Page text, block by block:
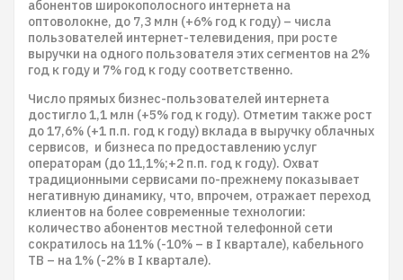
абонентов широкополосного интернета на
оптоволокне, до 7,3 млн (+6% год к году) – числа
пользователей интернет-телевидения, при росте
выручки на одного пользователя этих сегментов на 2%
год к году и 7% год к году соответственно.
Число прямых бизнес-пользователей интернета
достигло 1,1 млн (+5% год к году). Отметим также рост
до 17,6% (+1 п.п. год к году) вклада в выручку облачных
сервисов, и бизнеса по предоставлению услуг
операторам (до 11,1%;+2 п.п. год к году). Охват
традиционными сервисами по-прежнему показывает
негативную динамику, что, впрочем, отражает переход
клиентов на более современные технологии:
количество абонентов местной телефонной сети
сократилось на 11% (-10% – в I квартале), кабельного
ТВ – на 1% (-2% в I квартале).